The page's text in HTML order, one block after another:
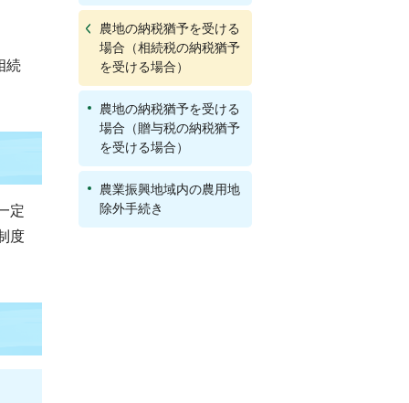
続
定
度
農地の納税猶予を受ける
場合（相続税の納税猶予
を受ける場合）
農地の納税猶予を受ける
場合（贈与税の納税猶予
を受ける場合）
農業振興地域内の農用地
除外手続き